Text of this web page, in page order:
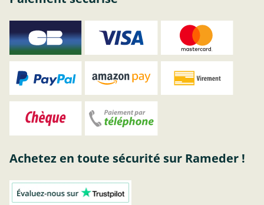
Achetez en toute sécurité sur Rameder !